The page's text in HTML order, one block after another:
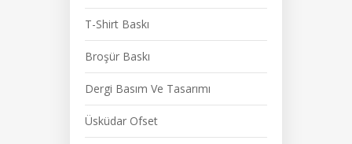
T-Shirt Baskı
Broşür Baskı
Dergi Basım Ve Tasarımı
Üsküdar Ofset